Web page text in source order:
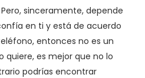
sinceramente, depende
en ti y está de acuerdo
entonces no es un
quiere, es mejor que no lo
podrías encontrar